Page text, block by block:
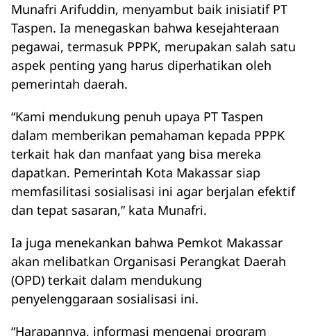
Munafri Arifuddin, menyambut baik inisiatif PT
Taspen. Ia menegaskan bahwa kesejahteraan
pegawai, termasuk PPPK, merupakan salah satu
aspek penting yang harus diperhatikan oleh
pemerintah daerah.
“Kami mendukung penuh upaya PT Taspen
dalam memberikan pemahaman kepada PPPK
terkait hak dan manfaat yang bisa mereka
dapatkan. Pemerintah Kota Makassar siap
memfasilitasi sosialisasi ini agar berjalan efektif
dan tepat sasaran,” kata Munafri.
Ia juga menekankan bahwa Pemkot Makassar
akan melibatkan Organisasi Perangkat Daerah
(OPD) terkait dalam mendukung
penyelenggaraan sosialisasi ini.
“Harapannya, informasi mengenai program